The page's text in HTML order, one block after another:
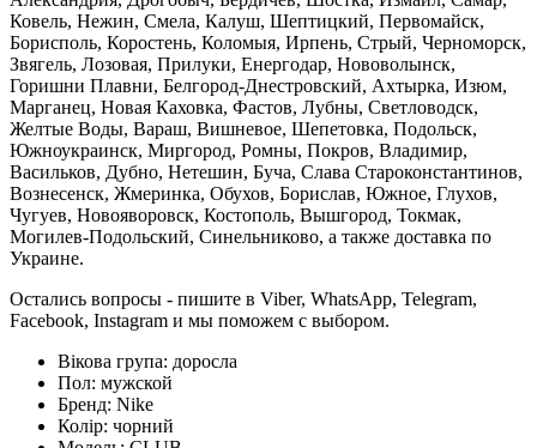
Ковель, Нежин, Смела, Калуш, Шептицкий, Первомайск,
Борисполь, Коростень, Коломыя, Ирпень, Стрый, Черноморск,
Звягель, Лозовая, Прилуки, Енергодар, Нововолынск,
Горишни Плавни, Белгород-Днестровский, Ахтырка, Изюм,
Марганец, Новая Каховка, Фастов, Лубны, Светловодск,
Желтые Воды, Вараш, Вишневое, Шепетовка, Подольск,
Южноукраинск, Миргород, Ромны, Покров, Владимир,
Васильков, Дубно, Нетешин, Буча, Слава Староконстантинов,
Вознесенск, Жмеринка, Обухов, Борислав, Южное, Глухов,
Чугуев, Новояворовск, Костополь, Вышгород, Токмак,
Могилев-Подольский, Синельниково, а также доставка по
Украине.
Остались вопросы - пишите в Viber, WhatsApp, Telegram,
Facebook, Instagram и мы поможем с выбором.
Вікова група: доросла
Пол: мужской
Бренд: Nike
Колір: чорний